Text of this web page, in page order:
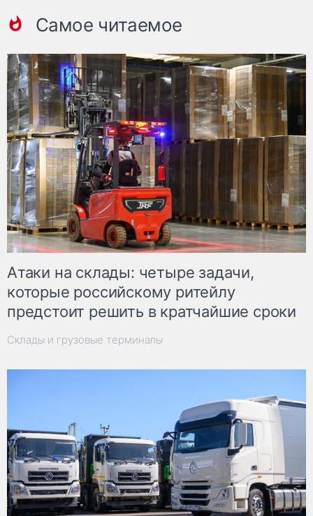
Самое читаемое
Атаки на склады: четыре задачи,
которые российскому ритейлу
предстоит решить в кратчайшие сроки
Склады и грузовые терминалы